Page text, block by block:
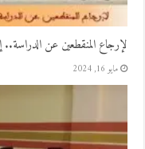
لإرجاع المنقطعين عن الدراسة..
مايو 16, 2024